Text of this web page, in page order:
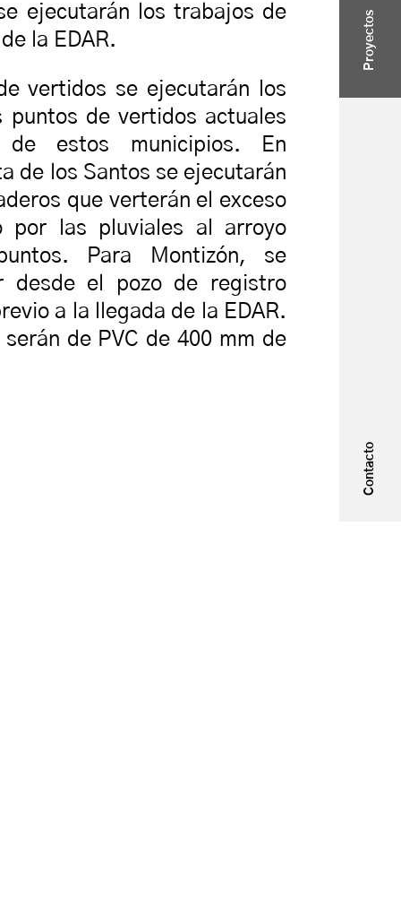
Proyectos
Contacto
ejecutarán los trabajos de
la EDAR.
vertidos se ejecutarán los
puntos de vertidos actuales
estos municipios. En
de los Santos se ejecutarán
que verterán el exceso
por las pluviales al arroyo
Para Montizón, se
desde el pozo de registro
a la llegada de la EDAR.
de PVC de 400 mm de